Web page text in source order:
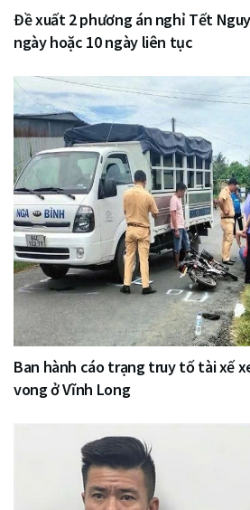
Đề xuất 2 phương án nghỉ Tết
ngày hoặc 10 ngày liên tục
Ban hành cáo trạng truy tố tài xế
vong ở Vĩnh Long